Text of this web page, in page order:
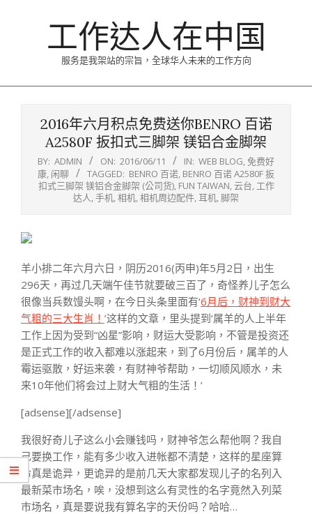
工作达人在中国
服务是我架站的宗旨，全球华人未来的工作方向
2016年六月积点免费送你BENRO 百诺
A2580F 扳扣式三脚架 镁铝合金脚架
BY: ADMIN ON: 2016/06/11 IN: WEB BLOG, 免费好
康, 闲聊 TAGGED: BENRO 百诺, BENRO 百诺 A2580F 扳
扣式三脚架 镁铝合金脚架 (公司货), FUN TAIWAN,云台, 工作
达人,手机,相机,相机周边配件,耳机, 脚架
羊小排二年六月六日，阴历2016(丙申)年5月2日，出生
296天，再过几天端午佳节就要破三百了，奇怪养儿子怎么
很像当兵数馒头啊，在今日头条里面有‘6月后，财神到财大
气粗的三大生肖！ ’这样的文章，里头提到‘属羊的人上半年
工作上因为受到“凶星”影响，财运大受影响，不管是投资还
是正式工作的收入都难以涨起来，到了6月份后，属羊的人
霉运驱散，好运来袭，有财神爷帮助，一切顺风顺水，未
来10年他们将会过上财大气粗的生活！’
[adsense][/adsense]
我很好奇儿子这么小会赚钱吗，财神爷怎么帮他啊？我自
己要换工作，能有多少收入进帐都不清楚，这样的星座算
命真是诡异，更诡异的是前几天大家都发现儿子的名列入
最新菜市场名，唉，没想到这么有灵性的名字竟然入列菜
市场名，真是要说我有算名字的天份吗？哈哈…